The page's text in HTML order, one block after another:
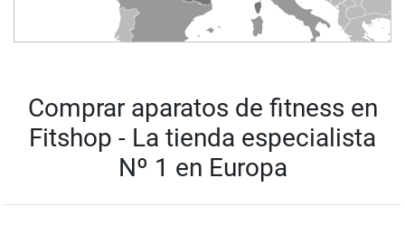
Comprar aparatos de fitness en
Fitshop - La tienda especialista
Nº 1 en Europa